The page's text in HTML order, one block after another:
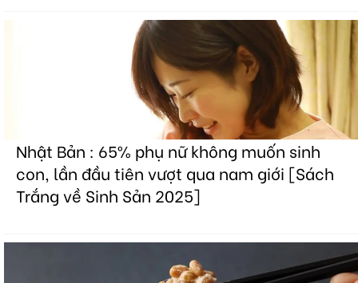
Nhật Bản : 65% phụ nữ không muốn sinh
con, lần đầu tiên vượt qua nam giới [Sách
Trắng về Sinh Sản 2025]